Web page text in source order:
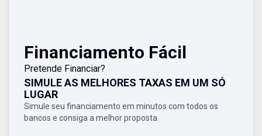
Financiamento Fácil
Pretende Financiar?
SIMULE AS MELHORES TAXAS EM UM SÓ
LUGAR
Simule seu financiamento em minutos com todos os
bancos e consiga a melhor proposta.